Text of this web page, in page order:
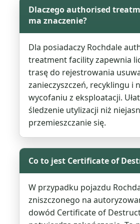
Dlaczego authorised
ma znaczenie?
Dla posiadaczy Rochdale
treatment facility zapewnia
trasę do rejestrowania
zanieczyszczeń, recyklingu i
wycofaniu z eksploatacji.
śledzenie utylizacji niż
przemieszczanie się.
Co to jest Certificate of
W przypadku pojazdu
zniszczonego na
dowód Certificate of